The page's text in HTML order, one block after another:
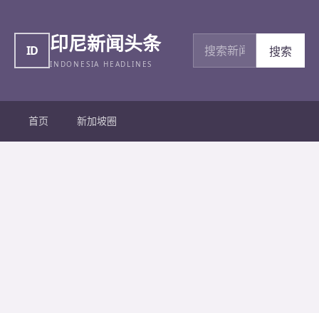
ID 印尼新闻头条
INDONESIA HEADLINES
搜索新闻
搜索
首页 新加坡圈